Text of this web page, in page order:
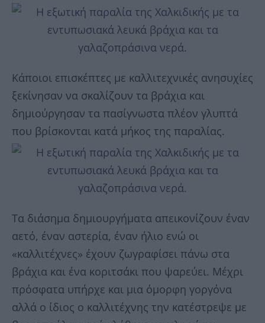
Κάποιοι επισκέπτες με καλλιτεχνικές ανησυχίες
ξεκίνησαν να σκαλίζουν τα βράχια και
δημιούργησαν τα πασίγνωστα πλέον γλυπτά
που βρίσκονται κατά μήκος της παραλίας.
Τα διάσημα δημιουργήματα απεικονίζουν έναν
αετό, έναν αστερία, έναν ήλιο ενώ οι
«καλλιτέχνες» έχουν ζωγραφίσει πάνω στα
βράχια και ένα κοριτσάκι που ψαρεύει. Μέχρι
πρόσφατα υπήρχε και μια όμορφη γοργόνα
αλλά ο ίδιος ο καλλιτέχνης την κατέστρεψε με